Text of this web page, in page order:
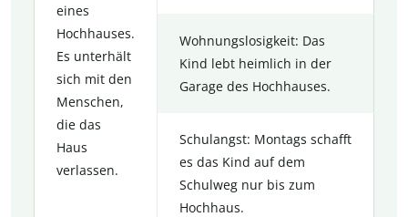
eines
Hochhauses.
Es unterhält
sich mit den
Menschen,
die das
Haus
verlassen.
Wohnungslosigkeit: Das
Kind lebt heimlich in der
Garage des Hochhauses.
Schulangst: Montags schafft
es das Kind auf dem
Schulweg nur bis zum
Hochhaus.